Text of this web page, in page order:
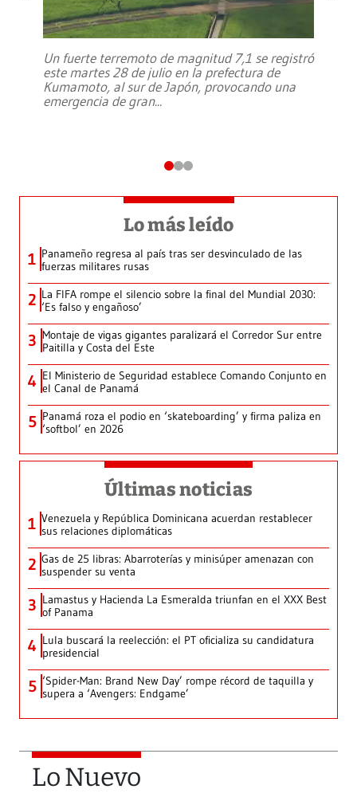
Un fuerte terremoto de magnitud 7,1 se registró
este martes 28 de julio en la prefectura de
Kumamoto, al sur de Japón, provocando una
emergencia de gran...
Lo más leído
1 Panameño regresa al país tras ser desvinculado de las
fuerzas militares rusas
2 La FIFA rompe el silencio sobre la final del Mundial 2030:
‘Es falso y engañoso’
3 Montaje de vigas gigantes paralizará el Corredor Sur entre
Paitilla y Costa del Este
4 El Ministerio de Seguridad establece Comando Conjunto en
el Canal de Panamá
5 Panamá roza el podio en ‘skateboarding’ y firma paliza en
‘softbol’ en 2026
Últimas noticias
1 Venezuela y República Dominicana acuerdan restablecer
sus relaciones diplomáticas
2 Gas de 25 libras: Abarroterías y minisúper amenazan con
suspender su venta
3 Lamastus y Hacienda La Esmeralda triunfan en el XXX Best
of Panama
4 Lula buscará la reelección: el PT oficializa su candidatura
presidencial
5 ‘Spider-Man: Brand New Day’ rompe récord de taquilla y
supera a ‘Avengers: Endgame’
Lo Nuevo